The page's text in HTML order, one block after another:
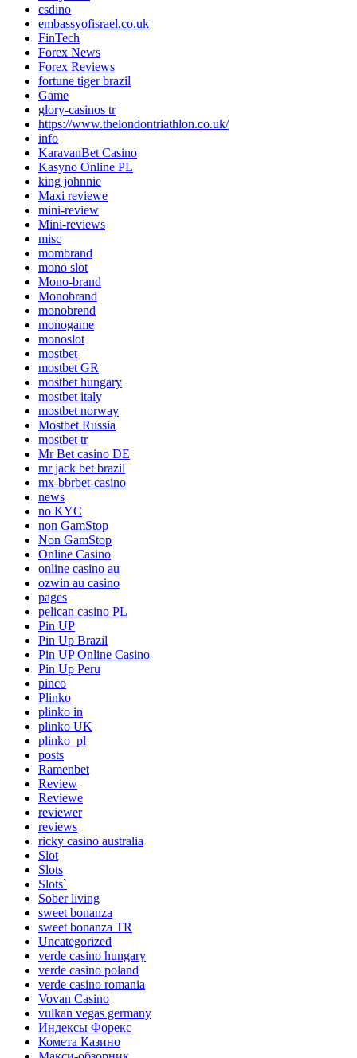
csdino
embassyofisrael.co.uk
FinTech
Forex News
Forex Reviews
fortune tiger brazil
Game
glory-casinos tr
https://www.thelondontriathlon.co.uk/
info
KaravanBet Casino
Kasyno Online PL
king johnnie
Maxi reviewe
mini-review
Mini-reviews
misc
mombrand
mono slot
Mono-brand
Monobrand
monobrend
monogame
monoslot
mostbet
mostbet GR
mostbet hungary
mostbet italy
mostbet norway
Mostbet Russia
mostbet tr
Mr Bet casino DE
mr jack bet brazil
mx-bbrbet-casino
news
no KYC
non GamStop
Non GamStop
Online Casino
online casino au
ozwin au casino
pages
pelican casino PL
Pin UP
Pin Up Brazil
Pin UP Online Casino
Pin Up Peru
pinco
Plinko
plinko in
plinko UK
plinko_pl
posts
Ramenbet
Review
Reviewe
reviewer
reviews
ricky casino australia
Slot
Slots
Slots`
Sober living
sweet bonanza
sweet bonanza TR
Uncategorized
verde casino hungary
verde casino poland
verde casino romania
Vovan Casino
vulkan vegas germany
Индексы Форекс
Комета Казино